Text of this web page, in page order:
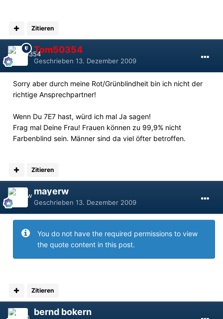
Zitieren
Tom50354
Geschrieben 13. Dezember 2009
Sorry aber durch meine Rot/Grünblindheit bin ich nicht der
richtige Ansprechpartner!
Wenn Du 7E7 hast, würd ich mal Ja sagen!
Frag mal Deine Frau! Frauen können zu 99,9% nicht
Farbenblind sein. Männer sind da viel öfter betroffen.
Zitieren
mayerw
Geschrieben 13. Dezember 2009
You do not have the required permissions to view
the quote content in this post.
Zitieren
bernd bokern